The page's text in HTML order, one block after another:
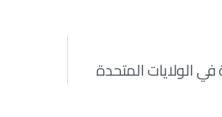
الولايات المتحدة